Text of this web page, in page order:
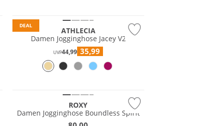
DEAL
ATHLECIA
Damen Jogginghose Jacey V2
UVP44,99 35,99
ROXY
Damen Jogginghose Boundless Spirit